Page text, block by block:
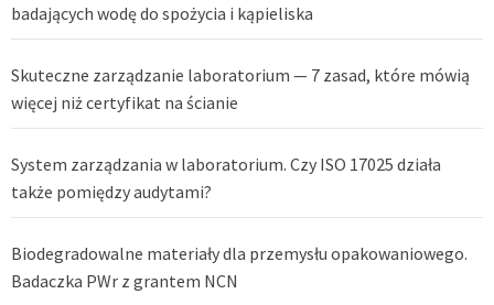
badających wodę do spożycia i kąpieliska
Skuteczne zarządzanie laboratorium — 7 zasad, które mówią
więcej niż certyfikat na ścianie
System zarządzania w laboratorium. Czy ISO 17025 działa
także pomiędzy audytami?
Biodegradowalne materiały dla przemysłu opakowaniowego.
Badaczka PWr z grantem NCN